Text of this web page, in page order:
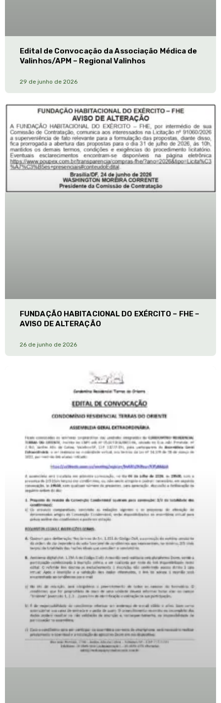
Edital de Convocação da Associação Médica de
Valinhos/APM – Regional Valinhos
29 de junho de 2026
FUNDAÇÃO HABITACIONAL DO EXÉRCITO – FHE –
AVISO DE ALTERAÇÃO
26 de junho de 2026